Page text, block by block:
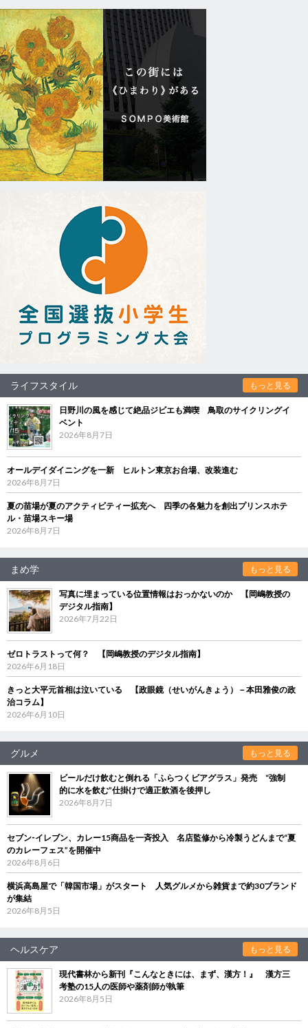
ライフスタイル もっと見る
日野川の風を感じて絶品ジビエも満喫 鳥取のサイクリングイ
ベント
2026年8月7日
オールデイダイニングを一新 ヒルトン東京お台場、改装進む
2026年8月7日
夏の苗場が夏のアクティビティー拡充へ 四季の各魅力を創出プリンスホテ
ル・苗場スキー場
2026年8月7日
まめ学 もっと見る
写真に埋まっている位置情報はおっかないのか 【岡嶋教授の
デジタル指南】
2026年7月22日
ゼロトラストって何？ 【岡嶋教授のデジタル指南】
2026年6月18日
きっと大平元首相は泣いている 【政眼鏡（せいがんきょう）－本田雅俊の政
治コラム】
2026年6月10日
グルメ もっと見る
ビールだけ飲むと倒れる「ふらつくビアグラス」発売 “強制
的に水を飲む”仕掛けで適正飲酒を後押し
2026年8月7日
セブン‐イレブン、カレー15商品を一斉投入 名店監修から冷製うどんまで“夏
のカレーフェス”を開催中
2026年8月6日
横浜高島屋で「韓国市場」がスタート 人気グルメから雑貨まで約30ブランド
が集結
2026年8月5日
ヘルスケア もっと見る
現代書林から新刊『こんなときには、まず、漢方！』 漢方三
考塾の15人の医師や薬剤師が執筆
2026年8月5日